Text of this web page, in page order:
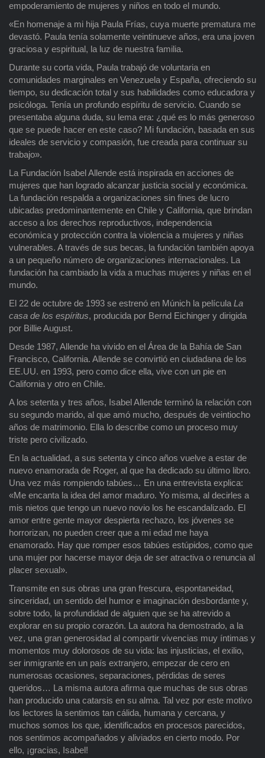
empoderamiento de mujeres y niños en todo el mundo.
«En homenaje a mi hija Paula Frías, cuya muerte prematura me
devastó. Paula tenía solamente veintinueve años, era una joven
graciosa y espiritual, la luz de nuestra familia.
Durante su corta vida, Paula trabajó de voluntaria en
comunidades marginales en Venezuela y España, ofreciendo su
tiempo, su dedicación total y sus habilidades como educadora y
psicóloga. Tenía un profundo espíritu de servicio. Cuando se
presentaba alguna duda, su lema era: ¿qué es lo más generoso
que se puede hacer en este caso? Mi fundación, basada en sus
ideales de servicio y compasión, fue creada para continuar su
trabajo».
La Fundación Isabel Allende está inspirada en acciones de
mujeres que han logrado alcanzar justicia social y económica.
La fundación respalda a organizaciones sin fines de lucro
ubicadas predominantemente en Chile y California, que brindan
acceso a los derechos reproductivos, independencia
económica y protección contra la violencia a mujeres y niñas
vulnerables. A través de sus becas, la fundación también apoya
a un pequeño número de organizaciones internacionales. La
fundación ha cambiado la vida a muchas mujeres y niñas en el
mundo.
El 22 de octubre de 1993 se estrenó en Múnich la película La
casa de los espíritus, producida por Bernd Eichinger y dirigida
por Billie August.
Desde 1987, Allende ha vivido en el Área de la Bahía de San
Francisco, California. Allende se convirtió en ciudadana de los
EE.UU. en 1993, pero como dice ella, vive con un pie en
California y otro en Chile.
A los setenta y tres años, Isabel Allende terminó la relación con
su segundo marido, al que amó mucho, después de veintiocho
años de matrimonio. Ella lo describe como un proceso muy
triste pero civilizado.
En la actualidad, a sus setenta y cinco años vuelve a estar de
nuevo enamorada de Roger, al que ha dedicado su último libro.
Una vez más rompiendo tabúes… En una entrevista explica:
«Me encanta la idea del amor maduro. Yo misma, al decirles a
mis nietos que tengo un nuevo novio los he escandalizado. El
amor entre gente mayor despierta rechazo, los jóvenes se
horrorizan, no pueden creer que a mi edad me haya
enamorado. Hay que romper esos tabúes estúpidos, como que
una mujer por hacerse mayor deja de ser atractiva o renuncia al
placer sexual».
Transmite en sus obras una gran frescura, espontaneidad,
sinceridad, un sentido del humor e imaginación desbordante y,
sobre todo, la profundidad de alguien que se ha atrevido a
explorar en su propio corazón. La autora ha demostrado, a la
vez, una gran generosidad al compartir vivencias muy íntimas y
momentos muy dolorosos de su vida: las injusticias, el exilio,
ser inmigrante en un país extranjero, empezar de cero en
numerosas ocasiones, separaciones, pérdidas de seres
queridos… La misma autora afirma que muchas de sus obras
han producido una catarsis en su alma. Tal vez por este motivo
los lectores la sentimos tan cálida, humana y cercana, y
muchos somos los que, identificados en procesos parecidos,
nos sentimos acompañados y aliviados en cierto modo. Por
ello, ¡gracias, Isabel!